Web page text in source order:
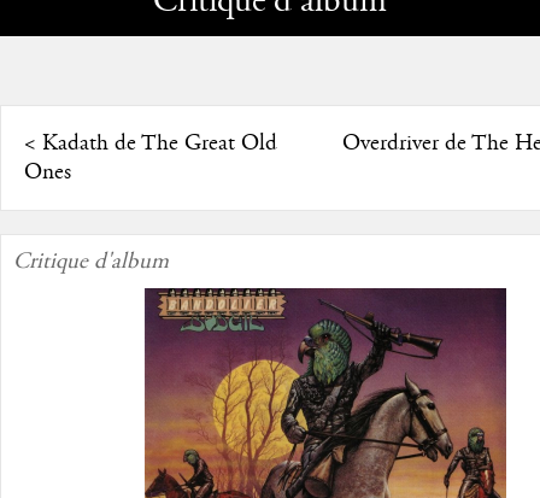
< Kadath de The Great Old
Ones
Overdriver de The
Critique d'album